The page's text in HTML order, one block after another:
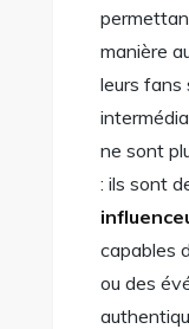
manière
leurs fans
ne sont
: ils sont
capables
ou des